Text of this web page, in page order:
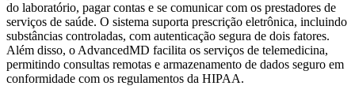
do laboratório, pagar contas e se comunicar com os prestadores de
serviços de saúde. O sistema suporta prescrição eletrônica, incluindo
substâncias controladas, com autenticação segura de dois fatores.
Além disso, o AdvancedMD facilita os serviços de telemedicina,
permitindo consultas remotas e armazenamento de dados seguro em
conformidade com os regulamentos da HIPAA.